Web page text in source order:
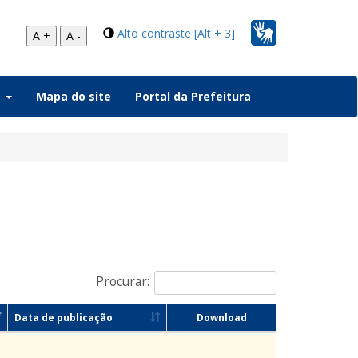
Alto contraste [Alt + 3]
A + A -
Mapa do site Portal da Prefeitura
Procurar:
Data de publicação Download